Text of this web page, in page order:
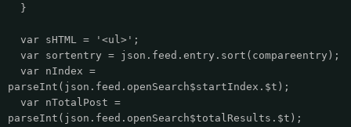
}
var sHTML = '<ul>';
var sortentry = json.feed.entry.sort(compareentry);
var nIndex =
parseInt(json.feed.openSearch$startIndex.$t);
var nTotalPost =
parseInt(json.feed.openSearch$totalResults.$t);